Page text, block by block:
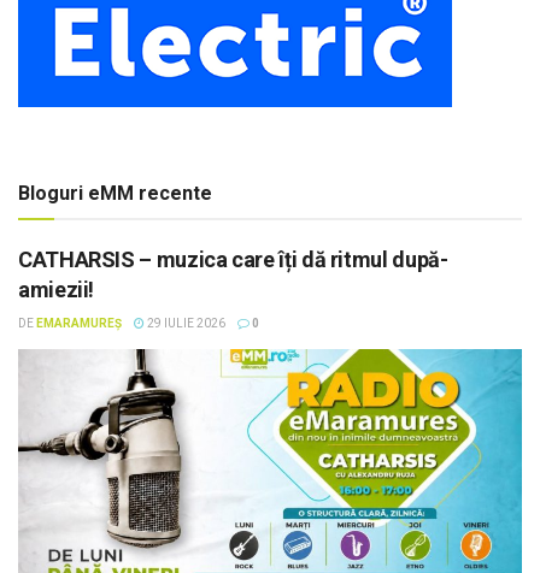
Bloguri eMM recente
CATHARSIS – muzica care îți dă ritmul după-
amiezii!
DE EMARAMUREȘ 29 IULIE 2026 0